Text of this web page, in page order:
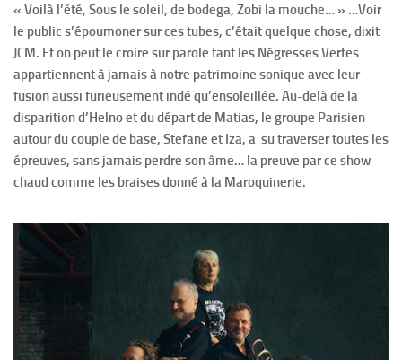
« Voilà l’été, Sous le soleil, de bodega, Zobi la mouche… » …Voir
le public s’époumoner sur ces tubes, c’était quelque chose, dixit
JCM. Et on peut le croire sur parole tant les Négresses Vertes
appartiennent à jamais à notre patrimoine sonique avec leur
fusion aussi furieusement indé qu’ensoleillée. Au-delà de la
disparition d’Helno et du départ de Matias, le groupe Parisien
autour du couple de base, Stefane et Iza, a su traverser toutes les
épreuves, sans jamais perdre son âme… la preuve par ce show
chaud comme les braises donné à la Maroquinerie.